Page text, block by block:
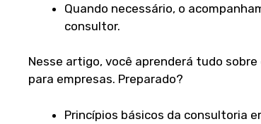
Quando necessário, o
consultor.
Nesse artigo, você aprenderá tudo
para empresas. Preparado?
Princípios básicos da consultoria